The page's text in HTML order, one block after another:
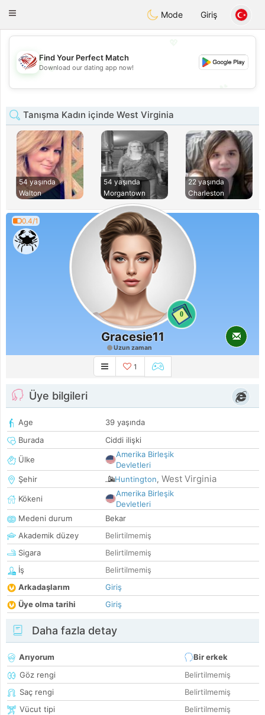
Dating
Toggle
Mode Giriş
💖
💕
Find Your Perfect Match
Download our dating app now!
Tanışma Kadın içinde West Virginia
54 yaşında
Walton
54 yaşında
Morgantown
22 yaşında
Charleston
0.4/1
0
Gracesie11
Uzun zaman
1
Üye bilgileri
Age
39 yaşında
Burada
Ciddi ilişki
Ülke
Amerika Birleşik
Devletleri
Şehir
Huntington, West Virginia
Kökeni
Amerika Birleşik
Devletleri
Medeni durum
Bekar
Akademik düzey
Belirtilmemiş
Sigara
Belirtilmemiş
İş
Belirtilmemiş
Arkadaşlarım
Giriş
Üye olma tarihi
Giriş
Daha fazla detay
Arıyorum
Bir erkek
Göz rengi
Belirtilmemiş
Saç rengi
Belirtilmemiş
Vücut tipi
Belirtilmemiş